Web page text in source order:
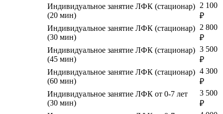
Индивидуальное занятие ЛФК (стационар)
(20 мин)
2 100
₽
Индивидуальное занятие ЛФК (стационар)
(30 мин)
2 800
₽
Индивидуальное занятие ЛФК (стационар)
(45 мин)
3 500
₽
Индивидуальное занятие ЛФК (стационар)
(60 мин)
4 300
₽
Индивидуальное занятие ЛФК от 0-7 лет
(30 мин)
3 500
₽